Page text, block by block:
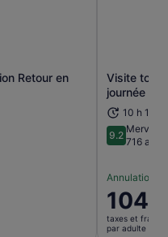
Retour en
dans un nouvel onglet.
Visite
journée
10 h 10
9.29.2 sur 10
716 avis
Annulation
Le
prix
est
104
taxes et frais
par adulte